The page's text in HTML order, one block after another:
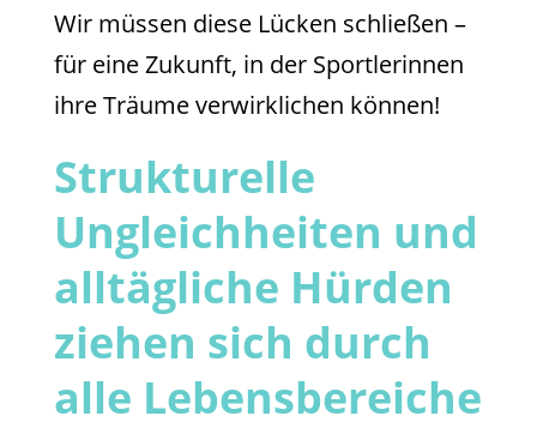
Wir müssen diese Lücken schließen –
für eine Zukunft, in der Sportlerinnen
ihre Träume verwirklichen können!
Strukturelle
Ungleichheiten und
alltägliche Hürden ­
ziehen sich durch
alle Lebensbereiche